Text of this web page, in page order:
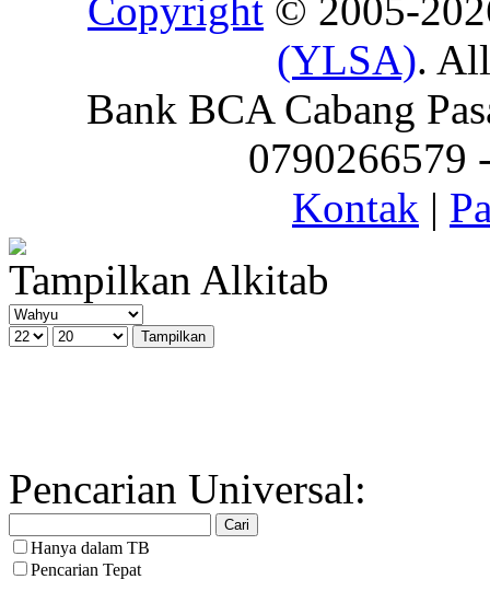
Copyright © 2005-
(YLSA).
Bank BCA Cabang
0790266579
Kontak |
Tampilkan Alkitab
Pencarian Universal:
Hanya dalam TB
Pencarian Tepat